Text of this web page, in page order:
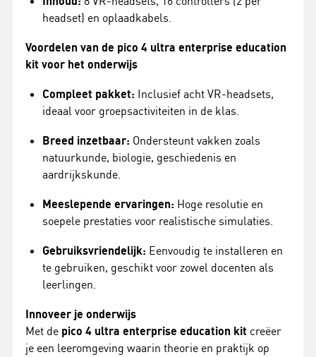
headset) en oplaadkabels.
Voordelen van de pico 4 ultra enterprise education
kit voor het onderwijs
Compleet pakket: Inclusief acht VR-headsets,
ideaal voor groepsactiviteiten in de klas.
Breed inzetbaar: Ondersteunt vakken zoals
natuurkunde, biologie, geschiedenis en
aardrijkskunde.
Meeslepende ervaringen: Hoge resolutie en
soepele prestaties voor realistische simulaties.
Gebruiksvriendelijk: Eenvoudig te installeren en
te gebruiken, geschikt voor zowel docenten als
leerlingen.
Innoveer je onderwijs
Met de pico 4 ultra enterprise education kit creëer
je een leeromgeving waarin theorie en praktijk op